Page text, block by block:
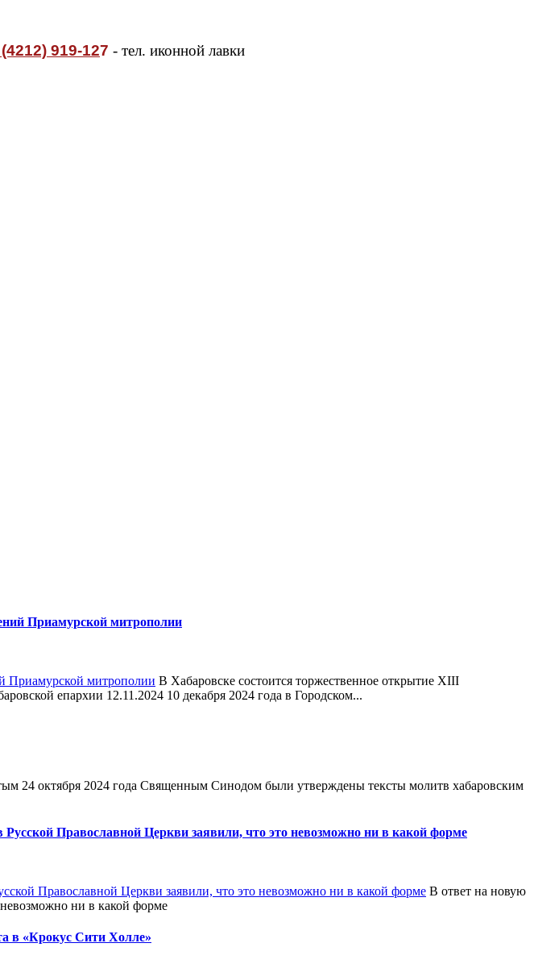
919-127 - тел. иконной лавки
Приамурской митрополии
В Хабаровске состоится торжественное открытие XIII
епархии 12.11.2024 10 декабря 2024 года в Городском...
24 октября 2024 года Священным Синодом были утверждены тексты молитв хабаровским
Православной Церкви заявили, что это невозможно ни в какой форме
В ответ на новую
ни в какой форме
в «Крокус Сити Холле»